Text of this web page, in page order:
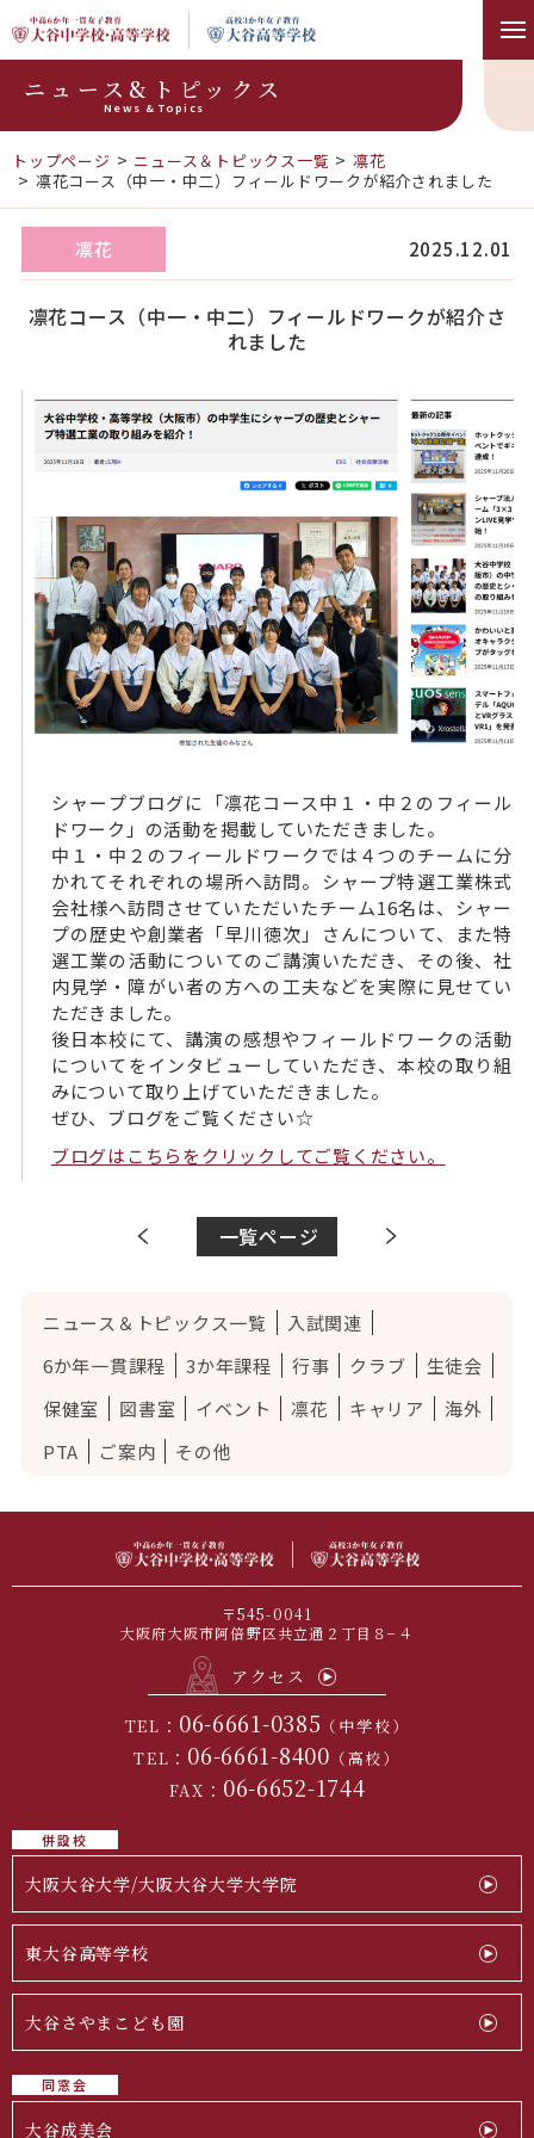
ニュース&トピックス
News & Topics
トップページ ニュース＆トピックス一覧
凛花
凛花コース（中一・中二）フィールドワークが紹介されました
凛花 2025.12.01
凛花コース（中一・中二）フィールドワークが紹介さ
れました
シャープブログに「凛花コース中１・中２のフィール
ドワーク」の活動を掲載していただきました。
中１・中２のフィールドワークでは４つのチームに分
かれてそれぞれの場所へ訪問。シャープ特選工業株式
会社様へ訪問させていただいたチーム16名は、シャー
プの歴史や創業者「早川徳次」さんについて、また特
選工業の活動についてのご講演いただき、その後、社
内見学・障がい者の方への工夫などを実際に見せてい
ただきました。
後日本校にて、講演の感想やフィールドワークの活動
についてをインタビューしていただき、本校の取り組
みについて取り上げていただきました。
ぜひ、ブログをご覧ください☆
ブログはこちらをクリックしてご覧ください。
一覧ページ
ニュース＆トピックス一覧
入試関連
6か年一貫課程
3か年課程 行事 クラブ
生徒会
保健室
図書室 イベント 凛花 キャリア
海外
PTA
ご案内 その他
〒545-0041
大阪府大阪市阿倍野区共立通２丁目８−４
アクセス
TEL： 06-6661-0385 （中学校）
TEL： 06-6661-8400 （高校）
FAX： 06-6652-1744
併設校
大阪大谷大学/大阪大谷大学大学院
東大谷高等学校
大谷さやまこども園
同窓会
大谷成美会